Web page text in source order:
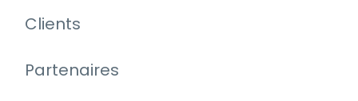
Clients
Partenaires